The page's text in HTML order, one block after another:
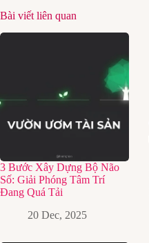
Bài viết liên quan
3 Bước Xây Dựng Bộ Não
Số: Giải Phóng Tâm Trí
Đang Quá Tải
20 Dec, 2025